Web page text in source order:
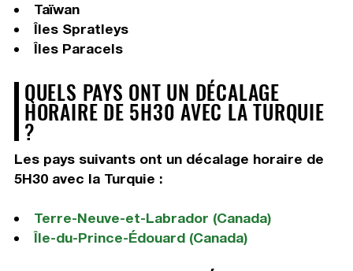
Taïwan
Îles Spratleys
Îles Paracels
QUELS PAYS ONT UN DÉCALAGE
HORAIRE DE 5H30 AVEC LA TURQUIE
?
Les pays suivants ont un décalage horaire de
5H30 avec la Turquie :
Terre-Neuve-et-Labrador (Canada)
Île-du-Prince-Édouard (Canada)